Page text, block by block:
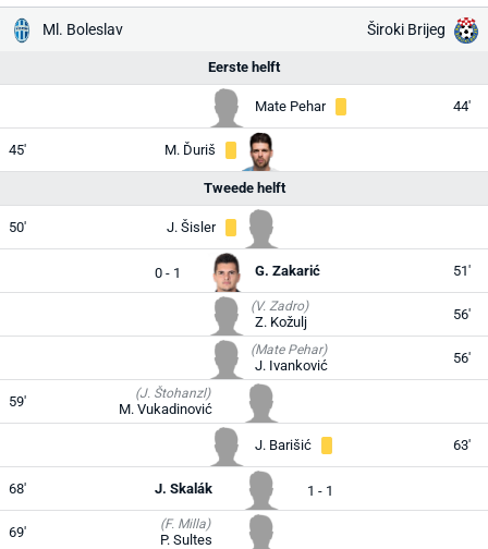
Ml. Boleslav Široki Brijeg
Eerste helft
Mate Pehar 44'
45' M. Ďuriš
Tweede helft
50' J. Šisler
0 - 1 G. Zakarić 51'
(V. Zadro)
Z. Kožulj 56'
(Mate Pehar)
J. Ivanković 56'
59' (J. Štohanzl)
M. Vukadinović
J. Barišić 63'
68' J. Skalák 1 - 1
69' (F. Milla)
P. Sultes